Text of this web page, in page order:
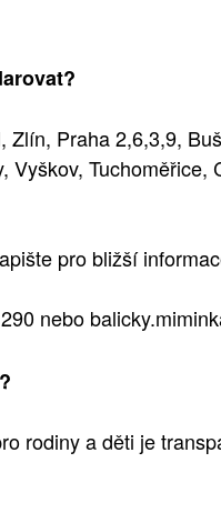
Zlín, Praha 2,6,3,9,
Vyškov, Tuchoměřice,
pro bližší
nebo
rodiny a děti je